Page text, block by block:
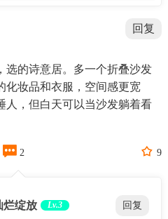
回复
选的诗意居。多一个折叠沙发
化妆品和衣服，空间感更宽
人，但白天可以当沙发躺着看
 2  9
烂绽放 Lv.3 回复